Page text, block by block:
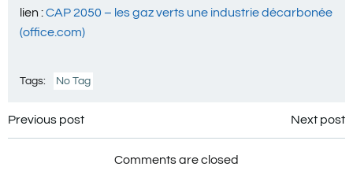
lien :CAP 2050 – les gaz verts une industrie décarbonée
(office.com)
Tags: No Tag
Navigation
Previous post
Navigation
de
Next post
Comments are closed